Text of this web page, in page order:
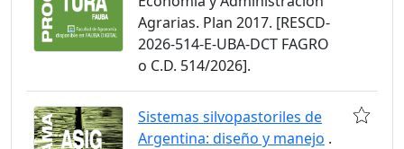
Agrarias. Plan 2017. [RESCD-
2026-514-E-UBA-DCT FAGRO
o C.D. 514/2026].
Sistemas silvopastoriles de
Argentina: diseño y manejo .